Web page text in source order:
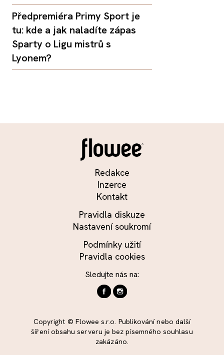
Předpremiéra Primy Sport je
tu: kde a jak naladíte zápas
Sparty o Ligu mistrů s
Lyonem?
Redakce
Inzerce
Kontakt
Pravidla diskuze
Nastavení soukromí
Podmínky užití
Pravidla cookies
Sledujte nás na:
Copyright © Flowee s.r.o. Publikování nebo další
šíření obsahu serveru je bez písemného souhlasu
zakázáno.